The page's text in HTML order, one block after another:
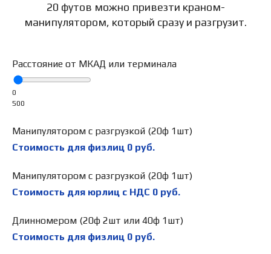
20 футов можно привезти краном-
манипулятором, который сразу и разгрузит.
Расстояние от МКАД или терминала
0
500
Манипулятором с разгрузкой (20ф 1шт)
Стоимость для физлиц 0 руб.
Манипулятором с разгрузкой (20ф 1шт)
Стоимость для юрлиц с НДС 0 руб.
Длинномером (20ф 2шт или 40ф 1шт)
Стоимость для физлиц 0 руб.